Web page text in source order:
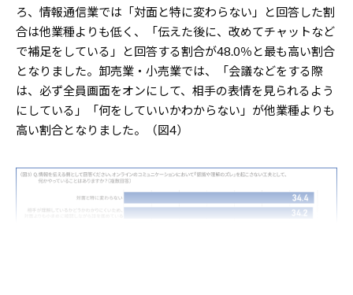
ろ、情報通信業では「対面と特に変わらない」と回答した割
合は他業種よりも低く、「伝えた後に、改めてチャットなど
で補足をしている」と回答する割合が48.0％と最も高い割合
となりました。卸売業・小売業では、「会議などをする際
は、必ず全員画面をオンにして、相手の表情を見られるよう
にしている」「何をしていいかわからない」が他業種よりも
高い割合となりました。（図4）